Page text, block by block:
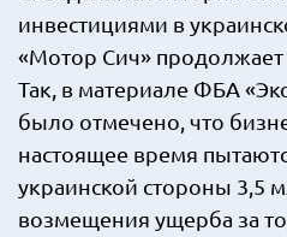
инвестициями в
«Мотор Сич» продолжает
Так, в материале ФБА
было отмечено, что
настоящее время
украинской стороны 3,5
возмещения ущерба за